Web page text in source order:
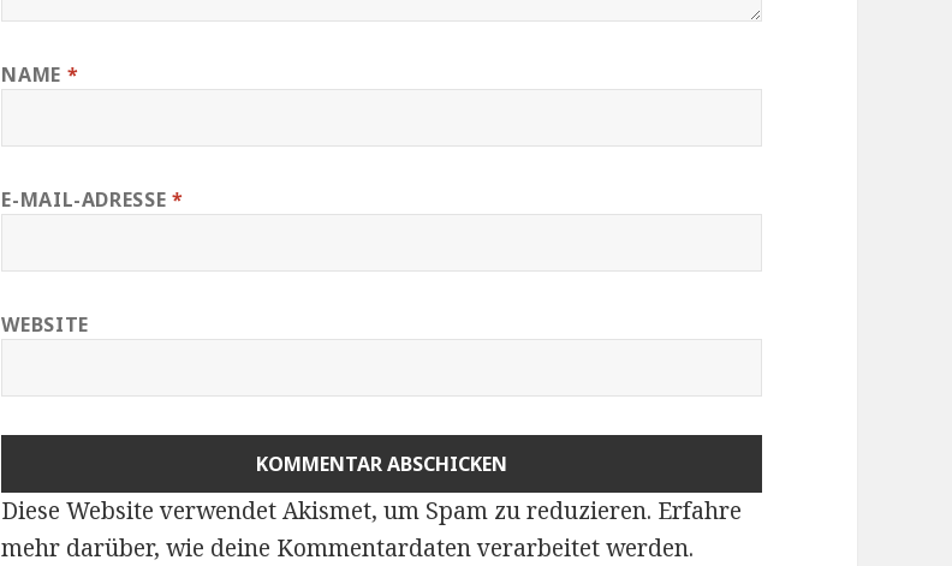
NAME *
E-MAIL-ADRESSE *
WEBSITE
Diese Website verwendet Akismet, um Spam zu reduzieren. Erfahre
mehr darüber, wie deine Kommentardaten verarbeitet werden.